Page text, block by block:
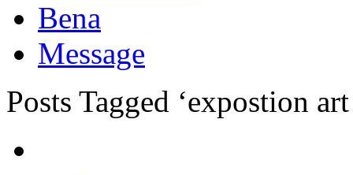
Bena
Message
Posts Tagged ‘expostion